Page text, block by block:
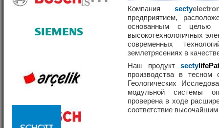
Компания secty
предприятием,
основанным с целью
высокотехнологичных
современных
землетрясениях в
Наш продукт secty
производства в тесном
Геологических
модульной системы
проверена в ходе
соответствие